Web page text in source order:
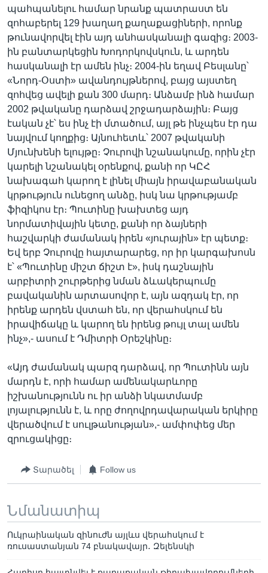
պահպանելու համար նրանք պատրաստ են
զոհաբերել 129 խաղաղ քաղաքացիների, որոնք
թունավորվել էին այդ անհասկանալի գազից։ 2003-
ին բանտարկեցին Խոդորկովսկուն, և արդեն
հասկանալի էր ամեն ինչ։ 2004-ին եղավ Բեսլանը՝
«Նորդ-Օստի» ավանդույթներով, բայց այստեղ
զոհվեց ավելի քան 300 մարդ։ Անձամբ ինձ համար
2002 թվականը դարձավ շրջադարձային։ Բայց
էական չէ՝ ես ինչ էի մտածում, այլ թե ինչպես էր դա
նայվում կողքից։ Այնուհետև՝ 2007 թվականի
Մյունխենի ելույթը։ Չուրովի նշանակումը, որին չէր
կարելի նշանակել օրենքով, քանի որ ԿԸՀ
նախագահ կարող է լինել միայն իրավաբանական
կրթություն ունեցող անձը, իսկ նա կրթությամբ
ֆիզիկոս էր։ Պուտինը խախտեց այդ
նորմատիվային կետը, քանի որ ձայների
հաշվարկի ժամանակ իրեն «յուրային» էր պետք։
Եվ երբ Չուրովը հայտարարեց, որ իր կարգախոսն
է՝ «Պուտինը միշտ ճիշտ է», իսկ դաշնային
արբիտրի շուրթերից նման ձևակերպումը
բավականին արտասովոր է, այն ազդակ էր, որ
իրենք արդեն վստահ են, որ վերահսկում են
իրավիճակը և կարող են իրենց թույլ տալ ամեն
ինչ»,- ասում է Դմիտրի Օրեշկինը։
«Այդ ժամանակ պարզ դարձավ, որ Պուտինն այն
մարդն է, որի համար ամենակարևորը
իշխանությունն ու իր անձի նկատմամբ
լոյալությունն է, և որը ժողովրդավարական երկիրը
վերածվում է սուլթանության»,- ամփոփեց մեր
զրուցակիցը։
Տարածել Follow us
Նմանատիպ
Ուկրաինական զինուժն այլևս վերահսկում է
ռուսաստանյան 74 բնակավայր․ Զելենսկի